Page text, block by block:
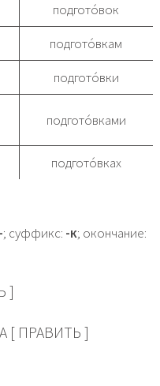
подгото́вок
подгото́вкам
подгото́вки
подгото́вками
подгото́вках
; суффикс: -к; окончание:
]
[ ПРАВИТЬ ]